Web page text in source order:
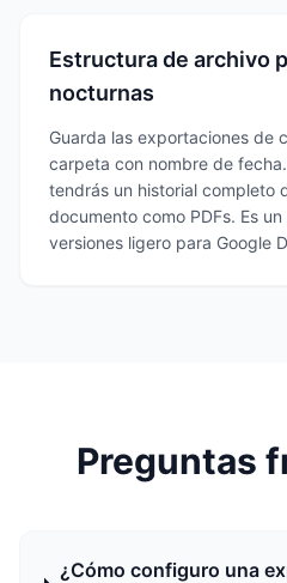
Estructura de archivo
nocturnas
Guarda las exportaciones de
carpeta con nombre de
tendrás un historial completo
documento como PDFs. Es
versiones ligero para Google
Preguntas
¿Cómo configuro una